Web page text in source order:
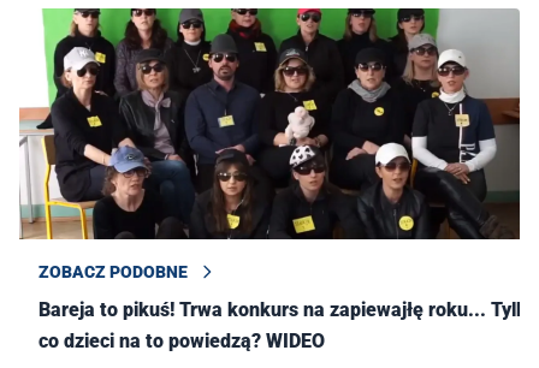
ZOBACZ PODOBNE
Bareja to pikuś! Trwa konkurs na zapiewajłę roku... Tylko
co dzieci na to powiedzą? WIDEO